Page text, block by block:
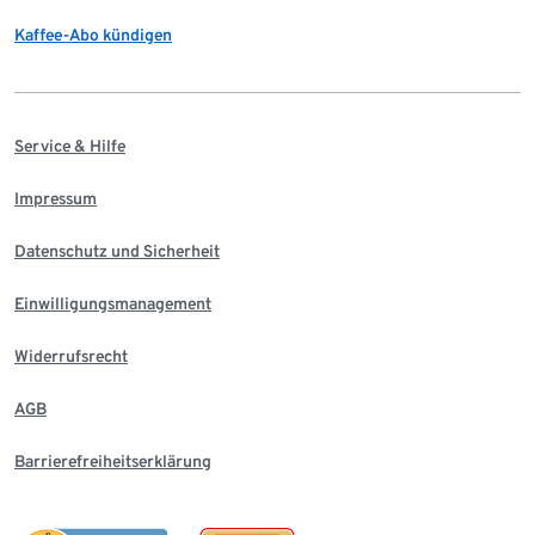
Kaffee-Abo kündigen
Service & Hilfe
Impressum
Datenschutz und Sicherheit
Einwilligungsmanagement
Widerrufsrecht
AGB
Barrierefreiheitserklärung